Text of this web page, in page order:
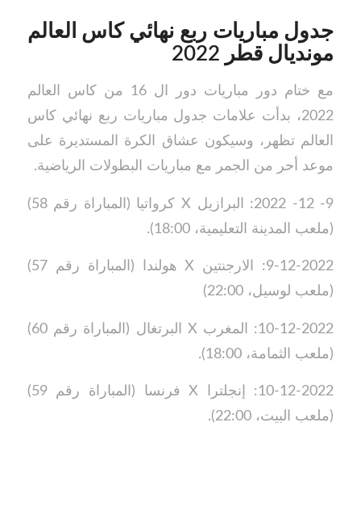
جدول مباريات ربع نهائي كاس العالم
مونديال قطر 2022
مع ختام دور مباريات دور ال 16 من كاس العالم
2022، بدأت علامات جدول مباريات ربع نهائي كاس
العالم تظهر، وسيكون عشاق الكرة المستديرة على
موعد أحر من الجمر مع مباريات البطولات الرياضية.
9- 12- 2022: البرازيل X كرواتيا (المباراة رقم 58)
(ملعب المدينة التعليمية، 18:00).
9-12-2022: الارجنتين X هولندا (المباراة رقم 57)
(ملعب لوسيل، 22:00)
10-12-2022: المغرب X البرتغال (المباراة رقم 60)
(ملعب الثمامة، 18:00).
10-12-2022: إنجلترا X فرنسا (المباراة رقم 59)
(ملعب البيت، 22:00).